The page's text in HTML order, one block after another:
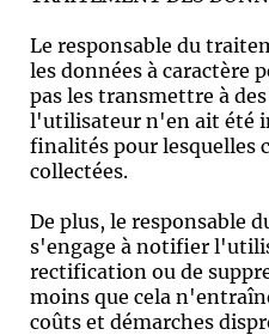
Le responsable du
les données à caractère
pas les transmettre à
l'utilisateur n'en ait été
finalités pour lesquelles
collectées.
De plus, le responsable
s'engage à notifier
rectification ou de
moins que cela
coûts et démarches